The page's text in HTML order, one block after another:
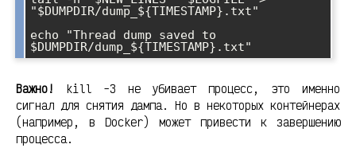
"$DUMPDIR/dump_${TIMESTAMP}.txt"
echo "Thread dump saved to
Важно!
kill -3 не убивает процесс, это именно
сигнал для снятия дампа. Но в некоторых контейнерах
(например, в Docker) может привести к завершению
процесса.